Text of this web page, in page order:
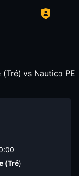
vs Nautico PE
(Trẻ)